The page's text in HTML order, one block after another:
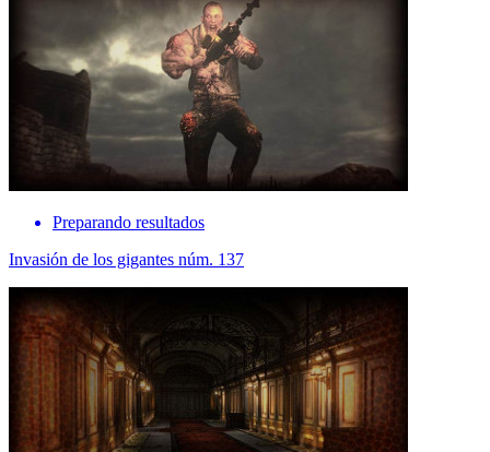
Preparando resultados
Invasión de los gigantes núm. 137